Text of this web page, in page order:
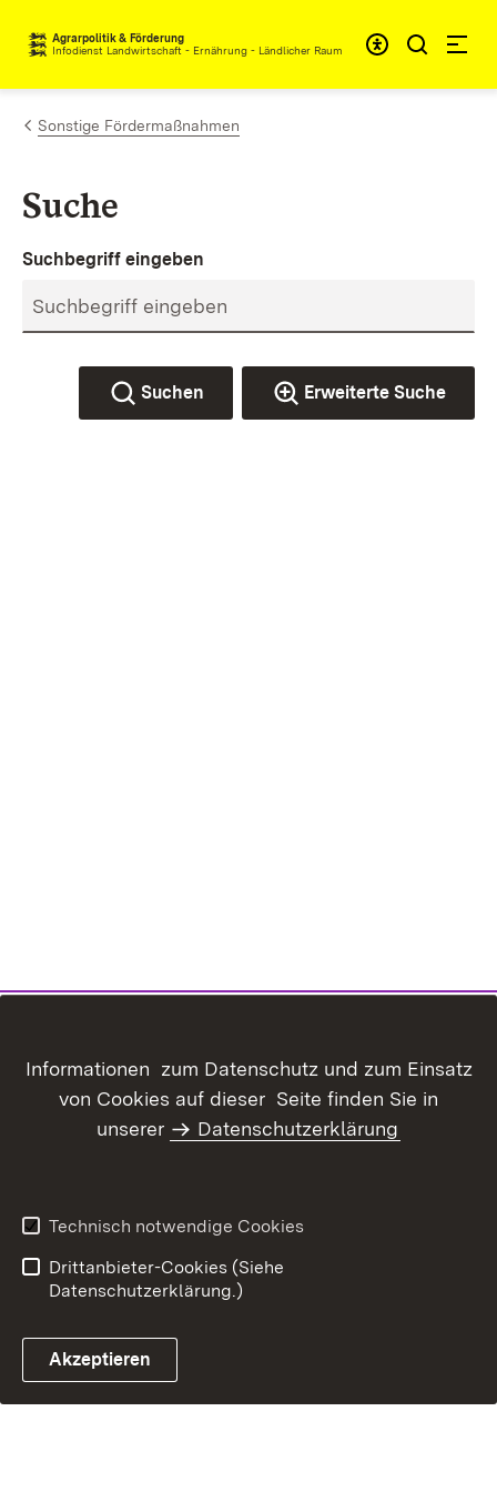
Zum Inhalt springen
Agrarpolitik & Förderung
Infodienst Landwirtschaft - Ernährung - Ländlicher Raum
Sonstige Fördermaßnahmen
Suche
Suchbegriff eingeben
Suchen Erweiterte Suche
Barrierefreiheit
Benutzungshinweise
Impressum
Informationen zum Datenschutz und zum Einsatz
von Cookies auf dieser Seite finden Sie in
unserer
Datenschutzerklärung
Technisch notwendige Cookies
Drittanbieter-Cookies (Siehe
Datenschutzerklärung.)
Akzeptieren